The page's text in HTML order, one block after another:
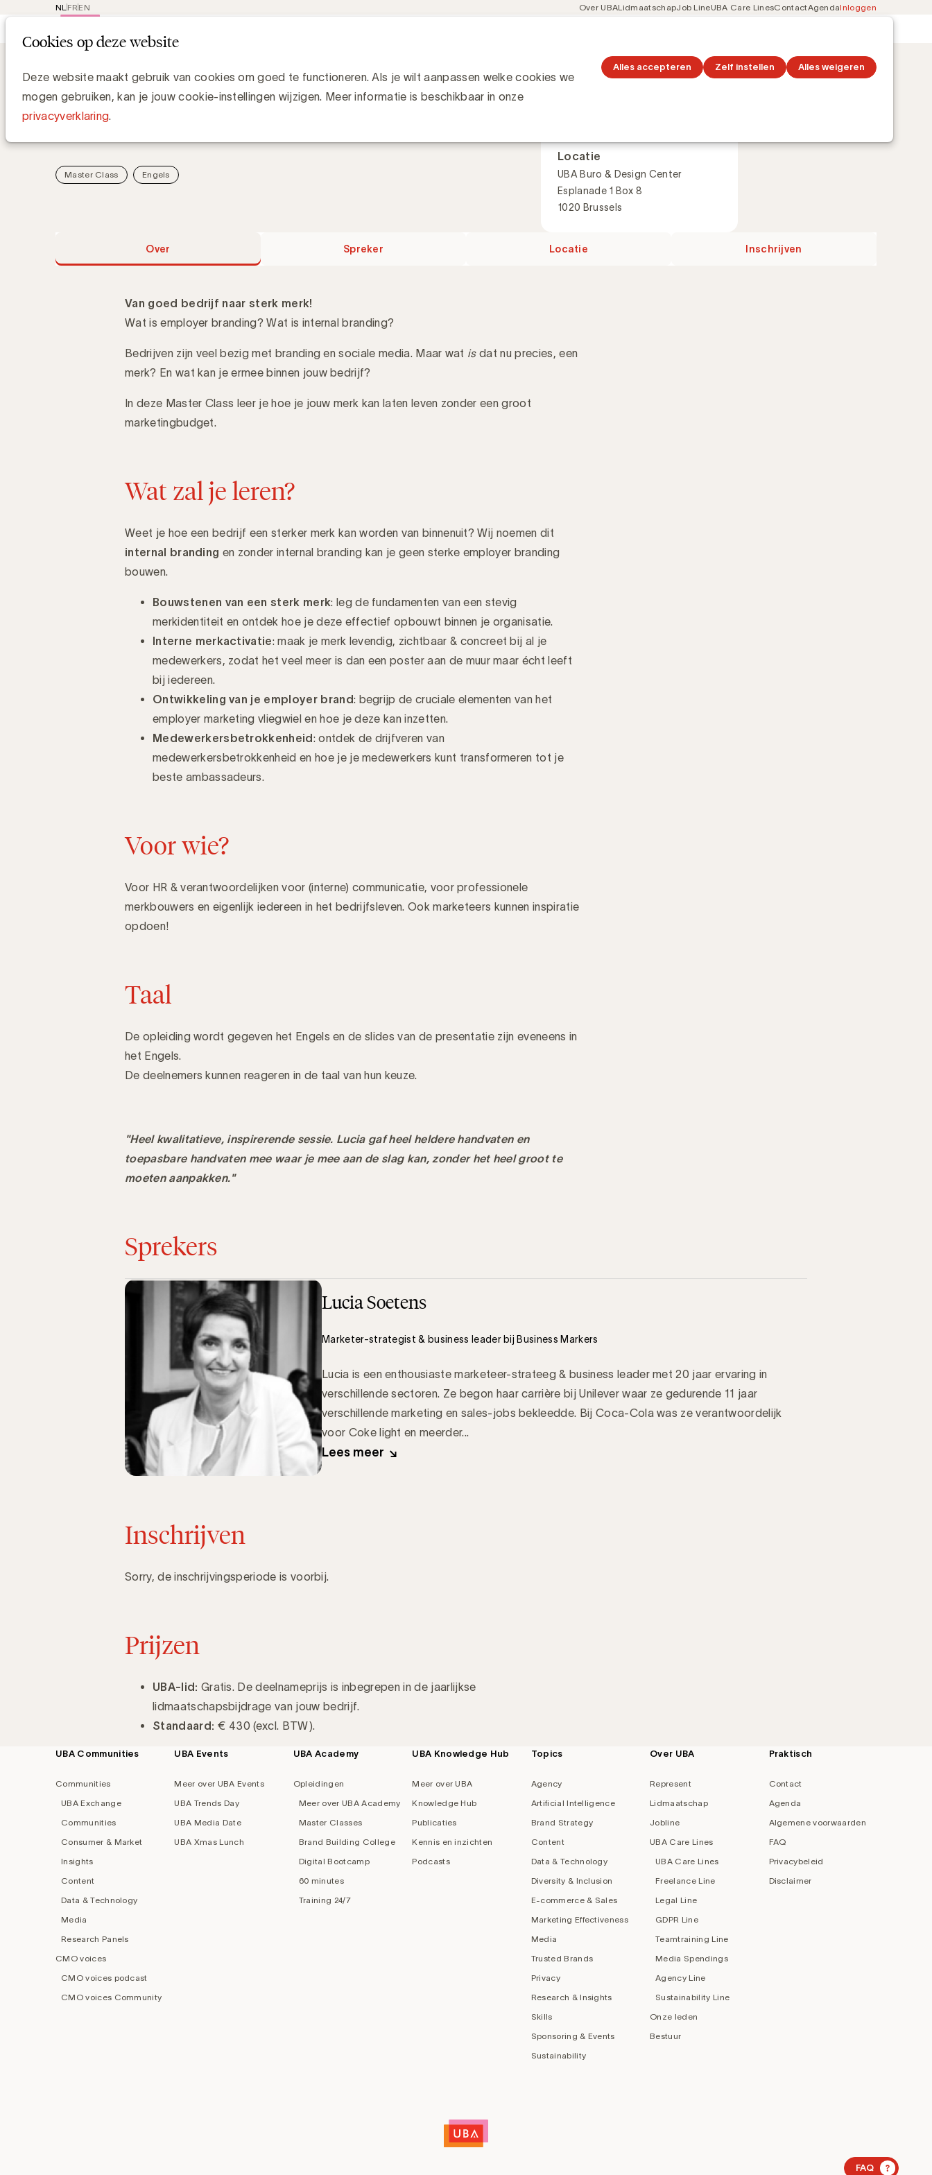
EN
FR
NL
Meta
Over UBALidmaatschapJob LineUBA Care LinesContactAgendaInloggen
Employer marketing
Hoe bouw je een sterker merk van binnenuit?
Master Class Engels
Locatie
UBA Buro & Design Center
Esplanade 1 Box 8
1020 Brussels
Over Spreker Locatie Inschrijven
Introductie
Van goed bedrijf naar sterk merk!
Wat is employer branding? Wat is internal branding?
Bedrijven zijn veel bezig met branding en sociale media. Maar wat isdat nu precies, een
merk? En wat kan je ermee binnen jouw bedrijf?
In deze Master Class leer je hoe je jouw merk kan laten leven zonder een groot
marketingbudget.
Wat zal je leren?
Weet je hoe een bedrijf een sterker merk kan worden van binnenuit? Wij noemen dit
internal branding en zonder internal branding kan je geen sterke employer branding
bouwen.
Bouwstenen van een sterk merk: leg de fundamenten van een stevig
merkidentiteit en ontdek hoe je deze effectief opbouwt binnen je organisatie.
Interne merkactivatie: maak je merk levendig, zichtbaar & concreet bij al je
medewerkers, zodat het veel meer is dan een poster aan de muur maar écht leeft
bij iedereen.
Ontwikkeling van je employer brand: begrijp de cruciale elementen van het
employer marketing vliegwiel en hoe je deze kan inzetten.
Medewerkersbetrokkenheid: ontdek de drijfveren van
medewerkersbetrokkenheid en hoe je je medewerkers kunt transformeren tot je
beste ambassadeurs.
Voor wie?
Voor HR & verantwoordelijken voor (interne) communicatie, voor professionele
merkbouwers en eigenlijk iedereen in het bedrijfsleven. Ook marketeers kunnen inspiratie
opdoen!
Taal
De opleiding wordt gegeven het Engels en de slides van de presentatie zijn eveneens in
het Engels.
De deelnemers kunnen reageren in de taal van hun keuze.
"Heel kwalitatieve, inspirerende sessie. Lucia gaf heel heldere handvaten en
toepasbare handvaten mee waar je mee aan de slag kan, zonder het heel groot te
moeten aanpakken."
Sprekers
Lucia Soetens
Marketer-strategist & business leader bij Business Markers
Lucia is een enthousiaste marketeer-strateeg & business leader met 20 jaar ervaring in
verschillende sectoren. Ze begon haar carrière bij Unilever waar ze gedurende 11 jaar
verschillende marketing en sales-jobs bekleedde. Bij Coca-Cola was ze verantwoordelijk
voor Coke light en meerder...
Lees meer
Inschrijven
Sorry, de inschrijvingsperiode is voorbij.
Prijzen
UBA-lid: Gratis. De deelnameprijs is inbegrepen in de jaarlijkse
lidmaatschapsbijdrage van jouw bedrijf.
Standaard: € 430 (excl. BTW).
FAQ ?
Footer
UBA Communities
Communities
UBA Exchange
Communities
Consumer & Market
Insights
Content
Data & Technology
Media
Research Panels
CMO voices
CMO voices podcast
CMO voices Community
UBA Events
Meer over UBA Events
UBA Trends Day
UBA Media Date
UBA Xmas Lunch
UBA Academy
Opleidingen
Meer over UBA Academy
Master Classes
Brand Building College
Digital Bootcamp
60 minutes
Training 24/7
UBA Knowledge Hub
Meer over UBA
Knowledge Hub
Publicaties
Kennis en inzichten
Podcasts
Topics
Agency
Artificial Intelligence
Brand Strategy
Content
Data & Technology
Diversity & Inclusion
E-commerce & Sales
Marketing Effectiveness
Media
Trusted Brands
Privacy
Research & Insights
Skills
Sponsoring & Events
Sustainability
Over UBA
Represent
Lidmaatschap
Jobline
UBA Care Lines
UBA Care Lines
Freelance Line
Legal Line
GDPR Line
Teamtraining Line
Media Spendings
Agency Line
Sustainability Line
Onze leden
Bestuur
Praktisch
Contact
Agenda
Algemene voorwaarden
FAQ
Privacybeleid
Disclaimer
Cookies op deze website
Deze website maakt gebruik van cookies om goed te functioneren. Als je wilt aanpassen welke cookies we
mogen gebruiken, kan je jouw cookie-instellingen wijzigen. Meer informatie is beschikbaar in onze
privacyverklaring.
Alles accepteren Zelf instellen Alles weigeren